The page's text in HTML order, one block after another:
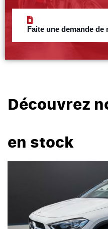
Faite une demande
Découvrez
en stock